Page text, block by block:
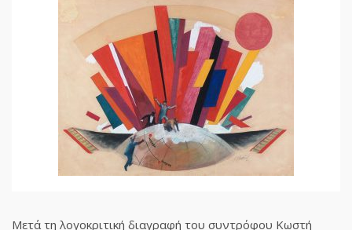
Μετά τη λογοκριτική διαγραφή του συντρόφου Κωστή